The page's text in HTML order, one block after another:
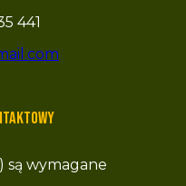
441
) są wymagane